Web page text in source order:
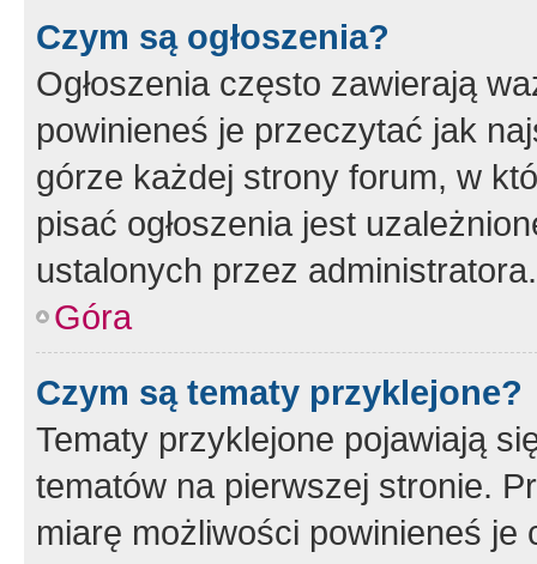
Czym są ogłoszenia?
Ogłoszenia często zawierają
powinieneś je przeczytać jak
górze każdej strony forum, w
pisać ogłoszenia jest
ustalonych przez administratora.
Góra
Czym są tematy przyklejone?
Tematy przyklejone pojawiają
tematów na pierwszej stronie.
miarę możliwości powinieneś je